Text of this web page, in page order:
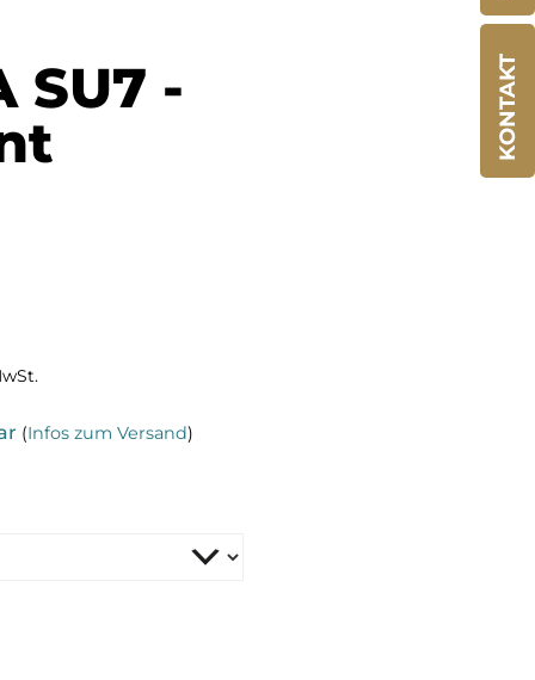
KONTAKT
SU7 -
(Infos zum Versand)